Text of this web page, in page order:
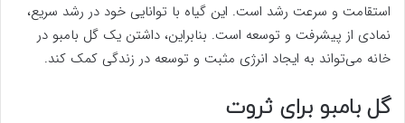
استقامت و سرعت رشد است. این گیاه با توانایی خود در رشد سریع،
نمادی از پیشرفت و توسعه است. بنابراین، داشتن یک گل بامبو در
خانه می‌تواند به ایجاد انرژی مثبت و توسعه در زندگی کمک کند.
گل بامبو برای ثروت